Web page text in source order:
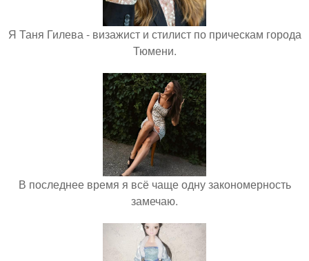
Я Таня Гилева - визажист и стилист по прическам города
Тюмени.
В последнее время я всё чаще одну закономерность
замечаю.